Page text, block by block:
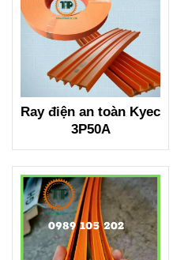
Ray điện an toàn Kyec
3P50A